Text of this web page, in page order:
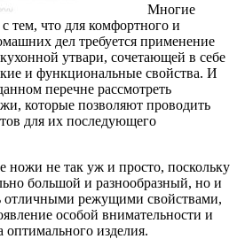
Многие
с тем, что для комфортного и
дел требуется применение
утвари, сочетающей в себе
и функциональные свойства. И
перечне рассмотреть
которые позволяют проводить
для их последующего
ножи не так уж и просто, поскольку
большой и разнообразный, но и
отличными режущими свойствами,
особой внимательности и
оптимального изделия.